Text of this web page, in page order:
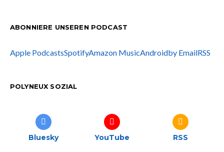
ABONNIERE UNSEREN PODCAST
Apple PodcastsSpotifyAmazon MusicAndroidby EmailRSS
POLYNEUX SOZIAL
Bluesky YouTube RSS